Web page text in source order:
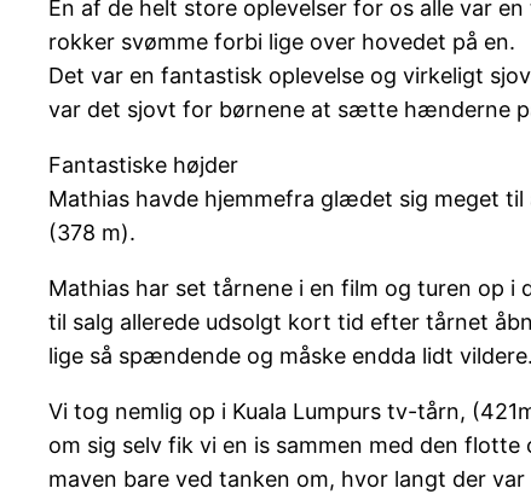
En af de helt store oplevelser for os alle var
rokker svømme forbi lige over hovedet på en.
Det var en fantastisk oplevelse og virkeligt
var det sjovt for børnene at sætte hænderne
Fantastiske højder
Mathias havde hjemmefra glædet sig meget
(378 m).
Mathias har set tårnene i en film og turen op
til salg allerede udsolgt kort tid efter tårnet
lige så spændende og måske endda lidt vildere.
Vi tog nemlig op i Kuala Lumpurs tv-tårn,
om sig selv fik vi en is sammen med den
maven bare ved tanken om, hvor langt der var